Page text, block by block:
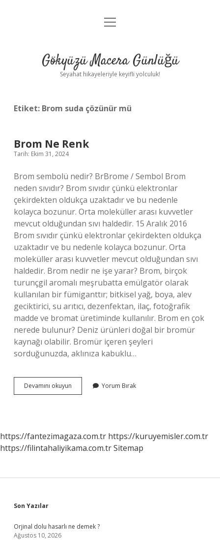
Anasayfa
Yasal Uyarı
menüyü
Gökyüzü Macera Günlüğü
Seyahat hikayeleriyle keyifli yolculuk!
Etiket: Brom suda çözünür mü
Brom Ne Renk
Tarih: Ekim 31, 2024
Brom sembolü nedir? BrBrome / Sembol Brom
neden sıvıdır? Brom sıvıdır çünkü elektronlar
çekirdekten oldukça uzaktadır ve bu nedenle
kolayca bozunur. Orta moleküller arası kuvvetler
mevcut olduğundan sıvı haldedir. 15 Aralık 2016
Brom sıvıdır çünkü elektronlar çekirdekten oldukça
uzaktadır ve bu nedenle kolayca bozunur. Orta
moleküller arası kuvvetler mevcut olduğundan sıvı
haldedir. Brom nedir ne işe yarar? Brom, birçok
turunçgil aromalı meşrubatta emülgatör olarak
kullanılan bir fümiganttır; bitkisel yağ, boya, alev
geciktirici, su arıtıcı, dezenfektan, ilaç, fotoğrafik
madde ve bromat üretiminde kullanılır. Brom en çok
nerede bulunur? Deniz ürünleri doğal bir bromür
kaynağı olabilir. Bromür içeren şeyleri
sorduğunuzda, aklınıza kabuklu…
Devamını okuyun
Ne
Yorum Bırak
https://fantezimagaza.com.tr https://kuruyemisler.com.tr
https://filintahaliyikama.com.trSitemap
Sidebar
Son Yazılar
Orjinal dolu hasarlı ne demek ?
Ağustos 10, 2026